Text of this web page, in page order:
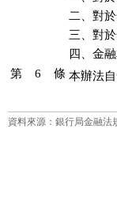
二、對
三、對
四、金
第 6 條 本辦法自
資料來源：銀行局金融法